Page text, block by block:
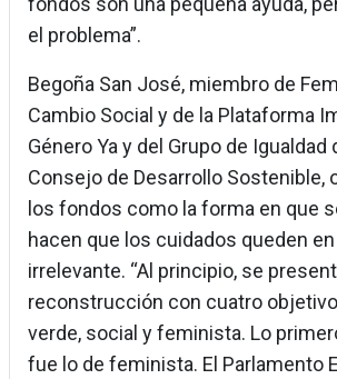
el problema”.
Begoña San José, miembro de
Cambio Social y de la Plataforma
Género Ya y del Grupo de Igualdad
Consejo de Desarrollo Sostenible,
los fondos como la forma en que
hacen que los cuidados queden
irrelevante. “Al principio, se
reconstrucción con cuatro
verde, social y feminista. Lo
fue lo de feminista. El Parlamento